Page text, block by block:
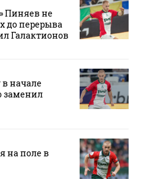
Пиняев не
до перерыва
Галактионов
начале
заменил
на поле в